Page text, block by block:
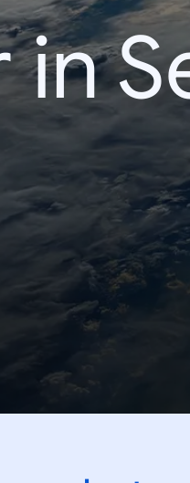
in